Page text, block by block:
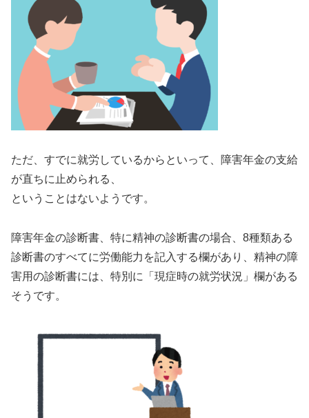
ただ、すでに就労しているからといって、障害年金の支給
が直ちに止められる、
ということはないようです。
障害年金の診断書、特に精神の診断書の場合、8種類ある
診断書のすべてに労働能力を記入する欄があり、精神の障
害用の診断書には、特別に「現症時の就労状況」欄がある
そうです。